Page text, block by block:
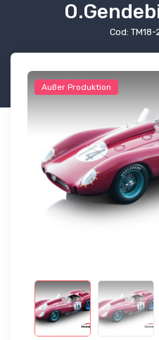
Cod: TM18-
Außer Produktion